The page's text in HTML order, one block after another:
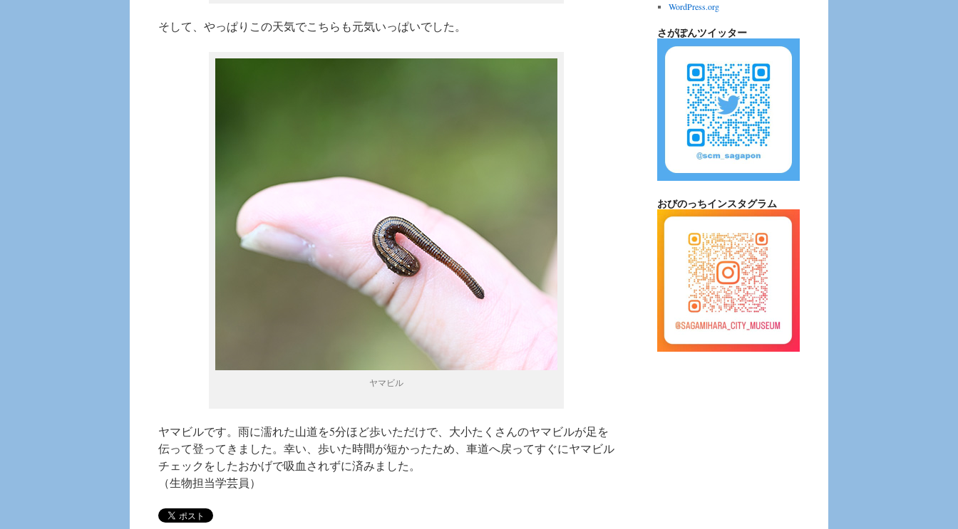
そして、やっぱりこの天気でこちらも元気いっぱいでした。
ヤマビル
ヤマビルです。雨に濡れた山道を5分ほど歩いただけで、大小たくさんのヤマビルが足を
伝って登ってきました。幸い、歩いた時間が短かったため、車道へ戻ってすぐにヤマビル
チェックをしたおかげで吸血されずに済みました。
（生物担当学芸員）
WordPress.org
さがぽんツイッター
おびのっちインスタグラム